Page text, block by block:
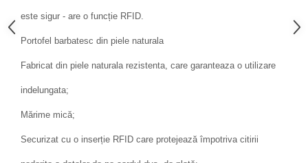
este sigur - are o funcție RFID.
Portofel barbatesc din piele naturala
Fabricat din piele naturala rezistenta, care garanteaza o utilizare
indelungata;
Mărime mică;
Securizat cu o inserție RFID care protejează împotriva citirii